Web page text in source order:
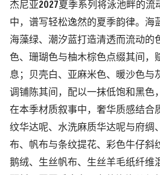
杰尼亚2027夏季系列将泳池畔的流
中，谱写轻松逸然的夏季韵律。海
海藻绿、潮汐蓝打造清透而流动的
色、珊瑚色与柚木棕色点缀其间，
息；贝壳白、亚麻米色、暖沙色与
调铺陈其间，配以一抹低饱和黑色
在本季材质叙事中，奢华质感结合
纹华达呢、水洗麻质华达呢与府绸
布、帆布与条纹提花、彩色牛仔斜
鹅绒、生丝帆布、生丝羊毛纸纤维